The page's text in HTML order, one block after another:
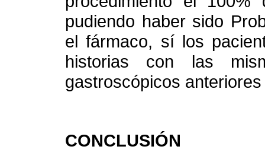
pudiendo haber sido
el fármaco, sí los
historias con las
gastroscópicos
CONCLUSIÓN